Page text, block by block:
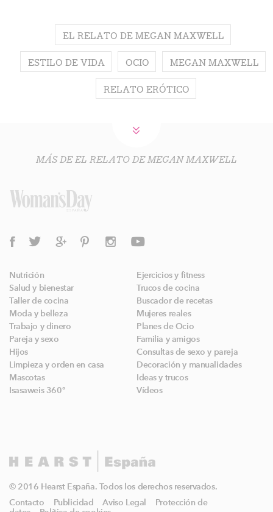
EL RELATO DE MEGAN MAXWELL
ESTILO DE VIDA OCIO MEGAN MAXWELL
RELATO ERÓTICO
MÁS DE EL RELATO DE MEGAN MAXWELL
Nutrición
Ejercicios y fitness
Salud y bienestar
Trucos de cocina
Taller de cocina
Buscador de recetas
Moda y belleza
Mujeres reales
Trabajo y dinero
Planes de Ocio
Pareja y sexo
Familia y amigos
Hijos
Consultas de sexo y pareja
Limpieza y orden en casa
Decoración y manualidades
Mascotas
Ideas y trucos
Isasaweis 360º
Vídeos
© 2016 Hearst España. Todos los derechos reservados.
Contacto
Publicidad Aviso Legal
Protección de